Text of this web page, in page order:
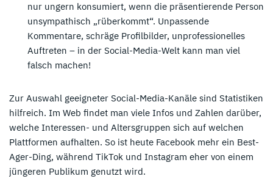
nur ungern konsumiert, wenn die präsentierende Person
unsympathisch „rüberkommt“. Unpassende
Kommentare, schräge Profilbilder, unprofessionelles
Auftreten – in der Social-Media-Welt kann man viel
falsch machen!
Zur Auswahl geeigneter Social-Media-Kanäle sind Statistiken
hilfreich. Im Web findet man viele Infos und Zahlen darüber,
welche Interessen- und Altersgruppen sich auf welchen
Plattformen aufhalten. So ist heute Facebook mehr ein Best-
Ager-Ding, während TikTok und Instagram eher von einem
jüngeren Publikum genutzt wird.